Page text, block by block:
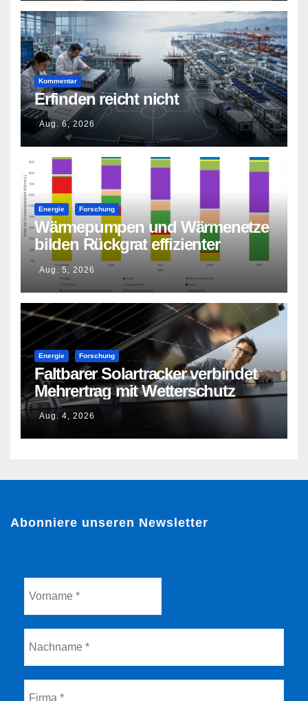
Kommentar
Erfinden reicht nicht
Aug. 6, 2026
Energie Forschung
Wärmepumpen und Wärmenetze
bilden Rückgrat effizienter
Wärmeversorgung
Aug. 5, 2026
Energie Forschung
Faltbarer Solartracker verbindet
Mehrertrag mit Wetterschutz
Aug. 4, 2026
Abonniere unseren Newsletter